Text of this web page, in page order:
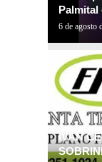
Palmital
6 de agosto
IVAN